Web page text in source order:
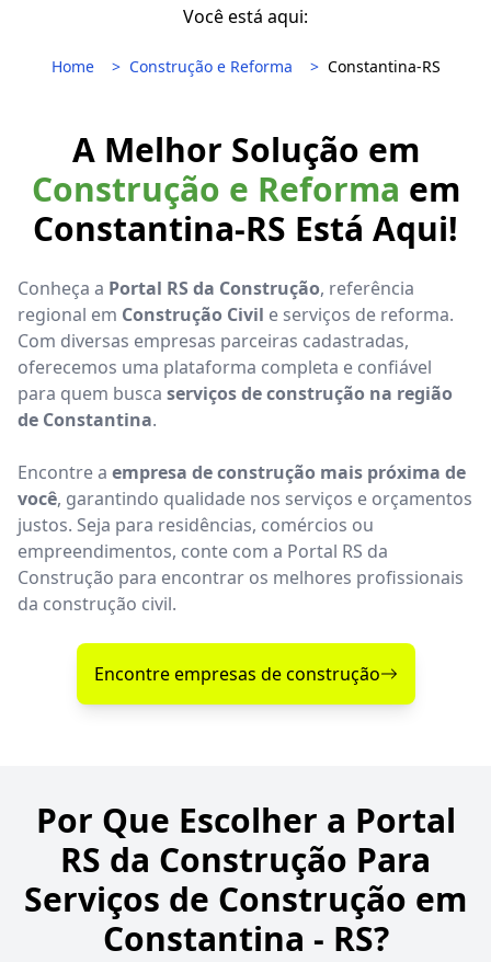
Você está aqui:
Home Construção e Reforma Constantina-RS
A Melhor Solução em
Construção e Reforma em
Constantina-RS Está Aqui!
Conheça a Portal RS da Construção, referência
regional em Construção Civil e serviços de reforma.
Com diversas empresas parceiras cadastradas,
oferecemos uma plataforma completa e confiável
para quem busca serviços de construção na região
de Constantina.
Encontre a empresa de construção mais próxima de
você, garantindo qualidade nos serviços e orçamentos
justos. Seja para residências, comércios ou
empreendimentos, conte com a Portal RS da
Construção para encontrar os melhores profissionais
da construção civil.
Encontre empresas de construção
Por Que Escolher a Portal
RS da Construção Para
Serviços de Construção em
Constantina - RS?